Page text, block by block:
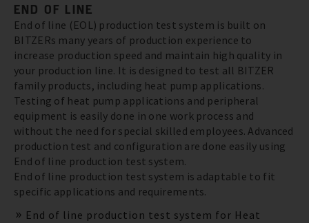
END OF LINE
End of line (EOL) production test system is built on
BITZERs many years of production experience to
increase production speed and maintain high quality in
your production line. It is designed to test all BITZER
family products, including heat pump applications.
Testing of heat pump applications and peripheral
equipment is easily done in one work process and
without the need for special skilled employees. Advanced
production test and configuration are done easily using
End of line production test system.
End of line production test system is adaptable to fit
specific applications and requirements.
End of line production test system for Heat